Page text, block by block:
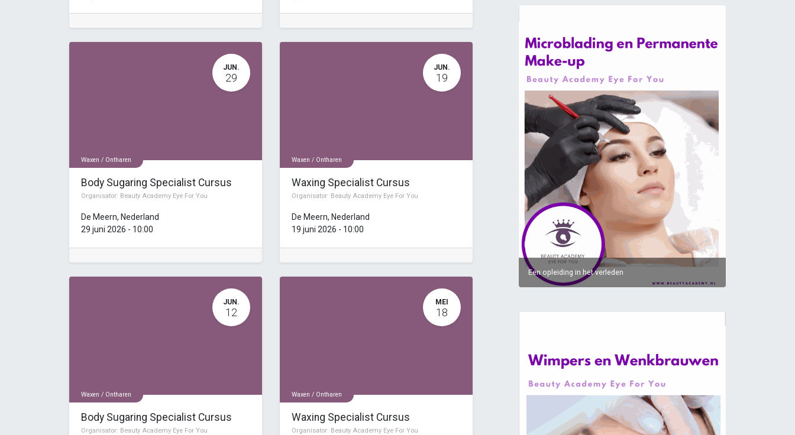
JUN.
29
Waxen / Ontharen
Body Sugaring Specialist Cursus
Organisator: Beauty Academy Eye For You
De Meern, Nederland
29 juni 2026 - 10:00
JUN.
19
Waxen / Ontharen
Waxing Specialist Cursus
Organisator: Beauty Academy Eye For You
De Meern, Nederland
19 juni 2026 - 10:00
JUN.
12
Waxen / Ontharen
Body Sugaring Specialist Cursus
Organisator: Beauty Academy Eye For You
MEI
18
Waxen / Ontharen
Waxing Specialist Cursus
Organisator: Beauty Academy Eye For You
Een opleiding in het verleden